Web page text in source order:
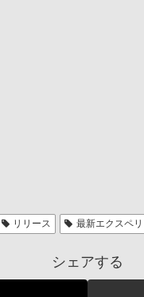
リリース 最新エクスペ
シェアする